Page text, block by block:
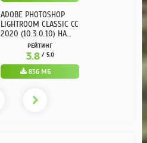
ADOBE PHOTOSHOP
LIGHTROOM CLASSIC CC
2020 (10.3.0.10) НА
РУССКОМ REPACK ОТ
KPOJIUK
РЕЙТИНГ
3.8 / 5.0
836 МБ